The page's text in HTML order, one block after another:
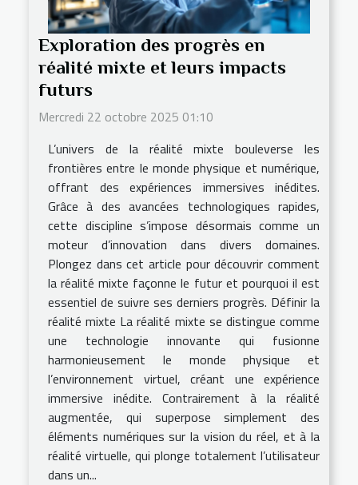
Exploration des progrès en
réalité mixte et leurs impacts
futurs
Mercredi 22 octobre 2025 01:10
L’univers de la réalité mixte bouleverse les
frontières entre le monde physique et numérique,
offrant des expériences immersives inédites.
Grâce à des avancées technologiques rapides,
cette discipline s’impose désormais comme un
moteur d’innovation dans divers domaines.
Plongez dans cet article pour découvrir comment
la réalité mixte façonne le futur et pourquoi il est
essentiel de suivre ses derniers progrès. Définir la
réalité mixte La réalité mixte se distingue comme
une technologie innovante qui fusionne
harmonieusement le monde physique et
l’environnement virtuel, créant une expérience
immersive inédite. Contrairement à la réalité
augmentée, qui superpose simplement des
éléments numériques sur la vision du réel, et à la
réalité virtuelle, qui plonge totalement l’utilisateur
dans un...